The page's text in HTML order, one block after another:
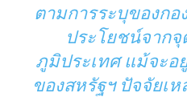
ตามการระบุของกอ
ประโยชน์จาก
ภูมิประเทศ แม้จะอ
ของสหรัฐฯ ปัจจัยเ